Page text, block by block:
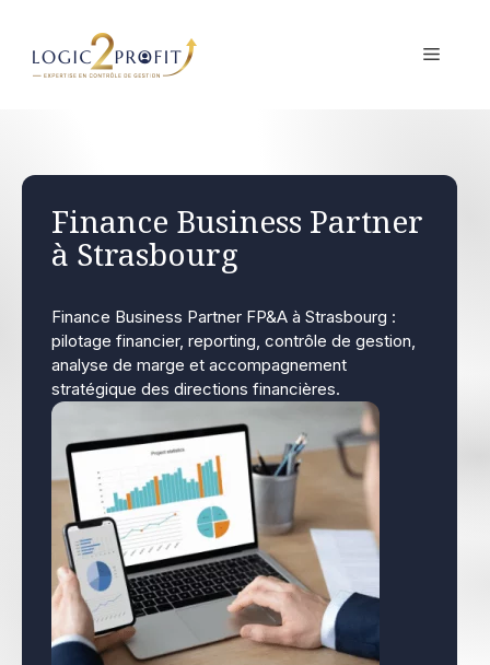
contenu
MENU
Finance Business Partner
à Strasbourg
Finance Business Partner FP&A à Strasbourg :
pilotage financier, reporting, contrôle de gestion,
analyse de marge et accompagnement
stratégique des directions financières.